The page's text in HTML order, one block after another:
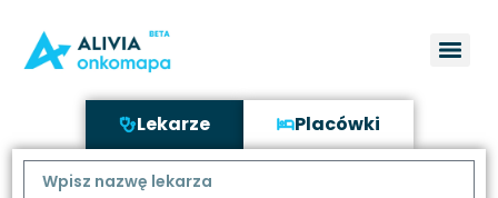
Lekarze Placówki